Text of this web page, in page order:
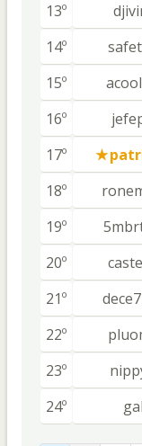
13º
14º
15º
16º
17º
18º
19º
20º
21º
22º
23º
24º